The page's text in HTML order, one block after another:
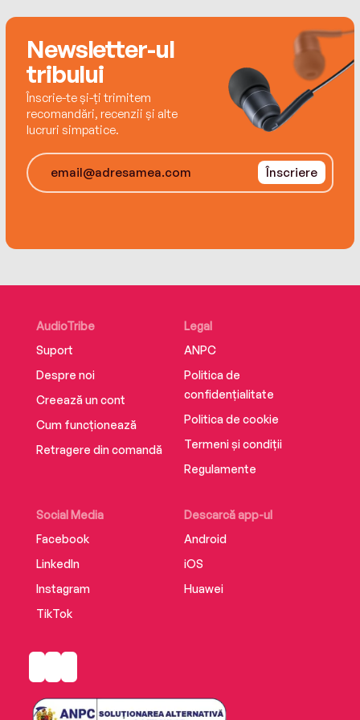
Rhode Island.
Newsletter-ul
tribului
Înscrie-te și-ți trimitem
recomandări, recenzii și alte
lucruri simpatice.
Înscriere
AudioTribe
Suport
Despre noi
Creează un cont
Cum funcționează
Retragere din comandă
Social Media
Facebook
LinkedIn
Instagram
TikTok
Descarcă app-ul
Android
iOS
Huawei
Legal
ANPC
Politica de
confidențialitate
Politica de cookie
Termeni și condiții
Regulamente